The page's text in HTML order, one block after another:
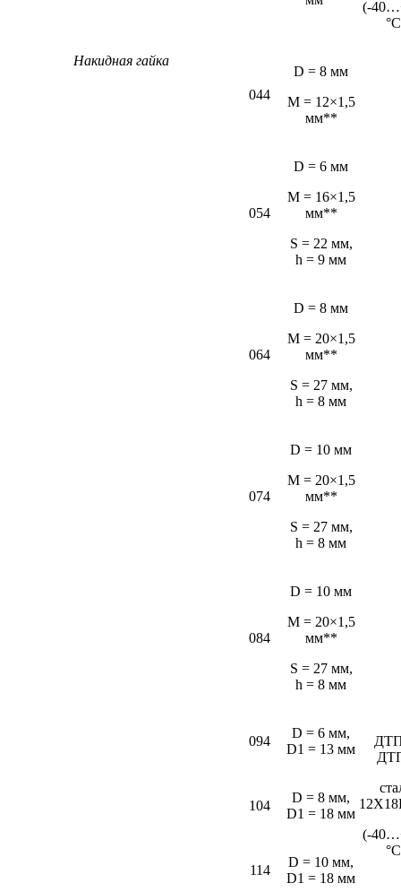
Накидная гайка
(-
044
D = 8 мм
M = 12×1,5
мм**
(-
054
D = 6 мм
М = 16×1,5
мм**
S = 22 мм,
h = 9 мм
064
D = 8 мм
M = 20×1,5
мм**
S = 27 мм,
h = 8 мм
074
D = 10 мм
M = 20×1,5
мм**
S = 27 мм,
h = 8 мм
084
D = 10 мм
M = 20×1,5
мм**
S = 27 мм,
h = 8 мм
094
D = 6 мм,
D1 = 13 мм
104
D = 8 мм,
D1 = 18 мм
114
D = 10 мм,
D1 = 18 мм